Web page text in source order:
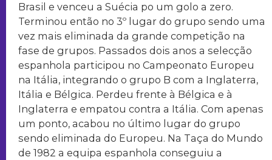
Brasil e venceu a Suécia po um golo a zero.
Terminou então no 3º lugar do grupo sendo uma
vez mais eliminada da grande competição na
fase de grupos. Passados dois anos a selecção
espanhola participou no Campeonato Europeu
na Itália, integrando o grupo B com a Inglaterra,
Itália e Bélgica. Perdeu frente à Bélgica e à
Inglaterra e empatou contra a Itália. Com apenas
um ponto, acabou no último lugar do grupo
sendo eliminada do Europeu. Na Taça do Mundo
de 1982 a equipa espanhola conseguiu a